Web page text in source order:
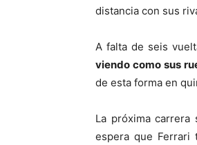
distancia con sus
A falta de seis
viendo como sus
de esta forma en
La próxima
espera que Ferrari